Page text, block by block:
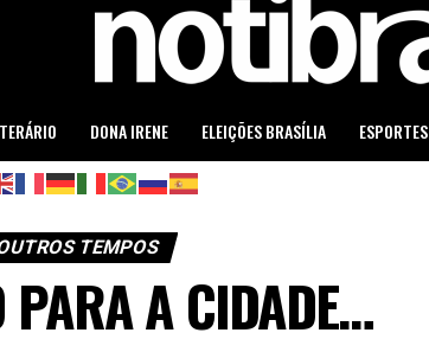
DONA IRENE ELEIÇÕES BRASÍLIA ESPORTES
TEMPOS
PARA A CIDADE…